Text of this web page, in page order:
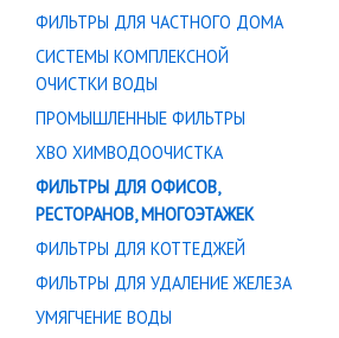
ФИЛЬТРЫ ДЛЯ ЧАСТНОГО ДОМА
СИСТЕМЫ КОМПЛЕКСНОЙ
ОЧИСТКИ ВОДЫ
ПРОМЫШЛЕННЫЕ ФИЛЬТРЫ
ХВО ХИМВОДООЧИСТКА
ФИЛЬТРЫ ДЛЯ ОФИСОВ,
РЕСТОРАНОВ, МНОГОЭТАЖЕК
ФИЛЬТРЫ ДЛЯ КОТТЕДЖЕЙ
ФИЛЬТРЫ ДЛЯ УДАЛЕНИЕ ЖЕЛЕЗА
УМЯГЧЕНИЕ ВОДЫ